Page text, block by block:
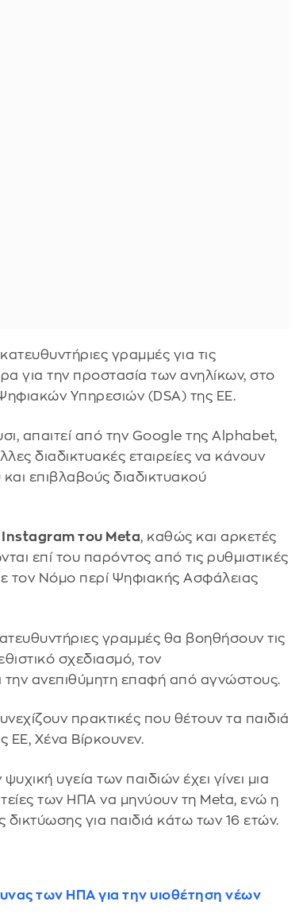
γραμμές για τις
για την προστασία των ανηλίκων, στο
Υπηρεσιών (DSA) της ΕΕ.
απαιτεί από την Google της Alphabet,
διαδικτυακές εταιρείες να κάνουν
επιβλαβούς διαδικτυακού
Instagram του Meta, καθώς και αρκετές
επί του παρόντος από τις ρυθμιστικές
τον Νόμο περί Ψηφιακής Ασφάλειας
γραμμές θα βοηθήσουν τις
σχεδιασμό, τον
την ανεπιθύμητη επαφή από αγνώστους.
πρακτικές που θέτουν τα παιδιά
ΕΕ, Χένα Βίρκουνεν.
υγεία των παιδιών έχει γίνει μια
των ΗΠΑ να μηνύουν τη Meta, ενώ η
για παιδιά κάτω των 16 ετών.
των ΗΠΑ για την υιοθέτηση νέων